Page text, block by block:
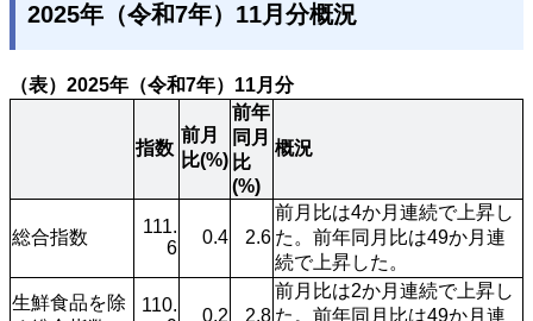
2025年（令和7年）11月分概況
（表）2025年（令和7年）11月分
指数
前月
比(%)
前年
同月
比
(%)
概況
総合指数
111.
6
0.4 2.6
前月比は4か月連続で上昇し
た。前年同月比は49か月連
続で上昇した。
生鮮食品を除
110.
0.2 2.8
前月比は2か月連続で上昇し
た。前年同月比は49か月連